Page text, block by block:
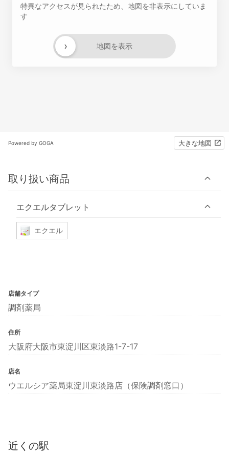
特異なアクセスが見られたため、地図を非表示にしていま
す
地図を表示
›
Powered by GOGA 大きな地図
取り扱い商品
エクエルタブレット
エクエル
店舗タイプ
調剤薬局
住所
大阪府大阪市東淀川区東淡路1-7-17
店名
ウエルシア薬局東淀川東淡路店（保険調剤窓口）
近くの駅